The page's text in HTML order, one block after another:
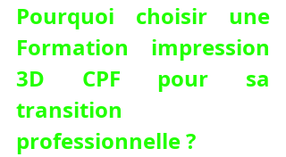
Pourquoi choisir une
Formation impression
3D CPF pour sa
transition
professionnelle ?